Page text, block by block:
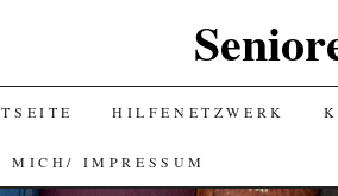
HILFENETZWERK
MICH/ IMPRESSUM